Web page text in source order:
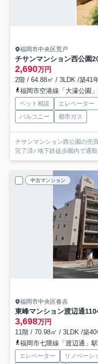
福岡市中央区荒戸
チサンマンション西公園
2,690万円
2階 / 64.88㎡ / 3LDK /築41
福岡市空港線「大濠公園
ペット相談 エレベーター
バルコニー
都市ガス
チサンマンション西公園の売買物件情報です！
完了済♪ 地下鉄徒歩圏内で通
中古マンション
福岡市中央区春吉
東峰マンション渡辺通
3,698万円
11階 / 70.98㎡ / 3LDK /築40
福岡市七隈線「渡辺通」
エレベーター リノベーシ